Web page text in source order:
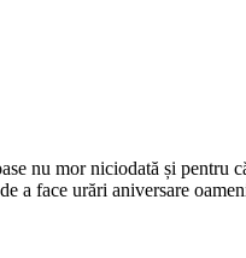
nu mor niciodată și
a face urări aniversare